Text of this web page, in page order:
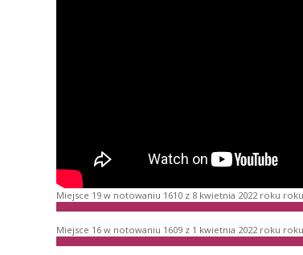
Miejsce 19 w notowaniu 1610 z 8 kwietnia 2022 roku roku
Miejsce 16 w notowaniu 1609 z 1 kwietnia 2022 roku roku